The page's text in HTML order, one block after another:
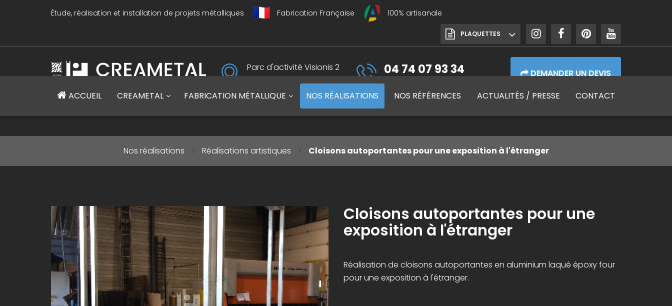
Étude, réalisation et installation de projets métalliques Fabrication Française 100% artisanale
PLAQUETTES
CREAMETAL Création métallique
Parc d'activité Visionis 2
01090 Guéreins, France
04 74 07 93 34
DEMANDER UN DEVIS
ACCUEIL
CREAMETAL FABRICATION MÉTALLIQUE NOS RÉALISATIONS NOS RÉFÉRENCES ACTUALITÉS / PRESSE CONTACT
Nos réalisations Réalisations artistiques Cloisons autoportantes pour une exposition à l'étranger
Cloisons autoportantes pour une
exposition à l'étranger
Réalisation de cloisons autoportantes en aluminium laqué époxy four
pour une exposition à l'étranger.